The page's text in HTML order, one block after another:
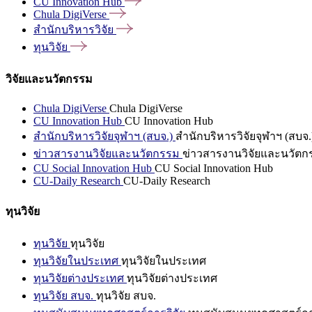
Chula DigiVerse
สำนักบริหารวิจัย
ทุนวิจัย
วิจัยและนวัตกรรม
Chula DigiVerse Chula DigiVerse
CU Innovation Hub CU Innovation Hub
สำนักบริหารวิจัยจุฬาฯ (สบจ.) สำนักบริหารวิจัยจุฬาฯ (สบจ
ข่าวสารงานวิจัยและนวัตกรรม ข่าวสารงานวิจัยและนวัตก
CU Social Innovation Hub CU Social Innovation Hub
CU-Daily Research CU-Daily Research
ทุนวิจัย
ทุนวิจัย ทุนวิจัย
ทุนวิจัยในประเทศ ทุนวิจัยในประเทศ
ทุนวิจัยต่างประเทศ ทุนวิจัยต่างประเทศ
ทุนวิจัย สบจ. ทุนวิจัย สบจ.